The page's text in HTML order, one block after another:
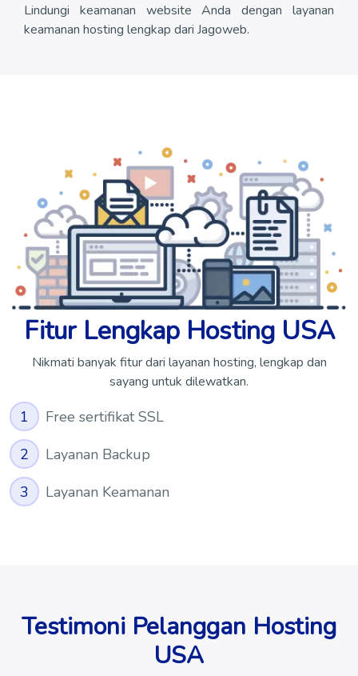
Lindungi keamanan website Anda dengan layanan
keamanan hosting lengkap dari Jagoweb.
Fitur Lengkap Hosting USA
Nikmati banyak fitur dari layanan hosting, lengkap dan
sayang untuk dilewatkan.
1
Free sertifikat SSL
2
Layanan Backup
3
Layanan Keamanan
Testimoni Pelanggan Hosting
USA